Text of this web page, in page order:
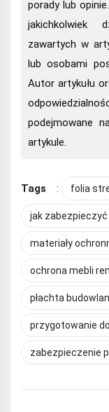
porady lub
jakichkolwiek
zawartych w
lub osobami
Autor artykułu
podejmowane
artykule.
Tags : folia
jak
materiały
ochrona mebli
płachta
przygotowanie
zabezpieczenie